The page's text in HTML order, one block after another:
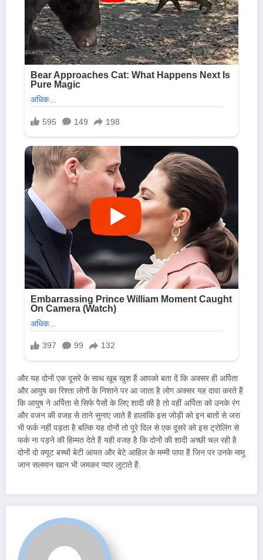
और यह दोनों एक दूसरे के साथ खूब खुश हैं आपको बता दें कि अक्सर ही अर्पिता
और आयुष का रिश्ता लोगों के निशाने पर आ जाता है लोग अक्सर यह दावा करते हैं
कि आयुष ने अर्पिता से सिर्फ पैसों के लिए शादी की है तो वहीं अर्पिता को उनके रंग
और वजन की वजह से ताने सुनाए जाते हैं हालांकि इस जोड़ी को इन बातों से जरा
भी फर्क नहीं पड़ता है बल्कि यह दोनों तो पूरे दिल से एक दूसरे को इस ट्रोलिंग से
फर्क ना पड़ने की हिम्मत देते हैं यही वजह है कि दोनों की शादी अच्छी चल रही है
दोनों दो क्यूट बच्चों बेटी आयत और बेटे आहिल के मम्मी पापा हैं जिन पर उनके मामू
जान सलमान खान भी जमकर प्यार लुटाते हैं.